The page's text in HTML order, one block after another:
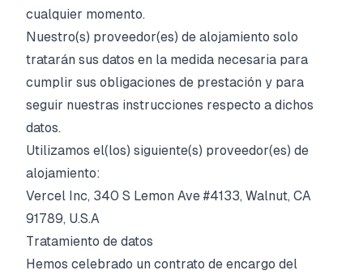
cualquier momento.
Nuestro(s) proveedor(es) de alojamiento solo
tratarán sus datos en la medida necesaria para
cumplir sus obligaciones de prestación y para
seguir nuestras instrucciones respecto a dichos
datos.
Utilizamos el(los) siguiente(s) proveedor(es) de
alojamiento:
Vercel Inc, 340 S Lemon Ave #4133, Walnut, CA
91789, U.S.A
Tratamiento de datos
Hemos celebrado un contrato de encargo del